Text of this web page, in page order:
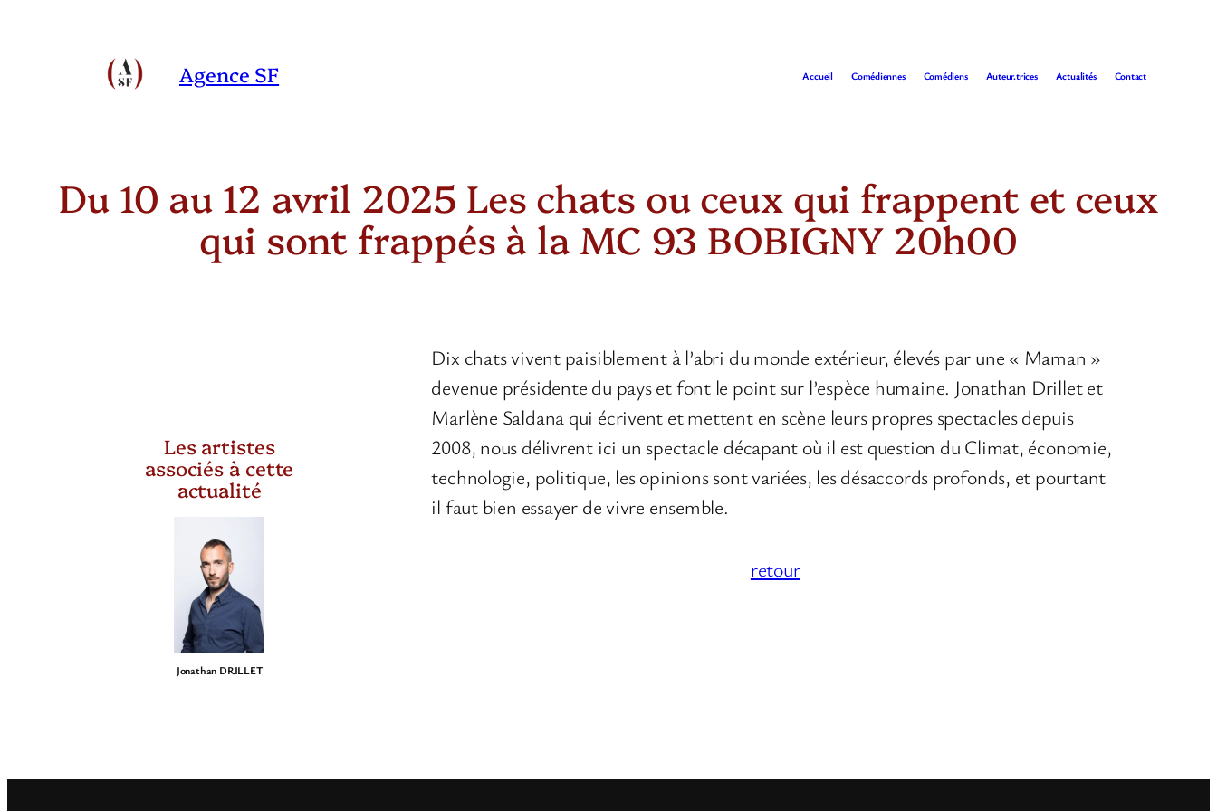
Agence SF Accueil Comédiennes Comédiens Auteur.trices Actualités Contact
Du 10 au 12 avril 2025 Les chats ou ceux qui frappent et ceux
qui sont frappés à la MC 93 BOBIGNY 20h00
Les artistes
associés à cette
actualité
Jonathan DRILLET
Dix chats vivent paisiblement à l’abri du monde extérieur, élevés par une « Maman »
devenue présidente du pays et font le point sur l’espèce humaine. Jonathan Drillet et
Marlène Saldana qui écrivent et mettent en scène leurs propres spectacles depuis
2008, nous délivrent ici un spectacle décapant où il est question du Climat, économie,
technologie, politique, les opinions sont variées, les désaccords profonds, et pourtant
il faut bien essayer de vivre ensemble.
retour